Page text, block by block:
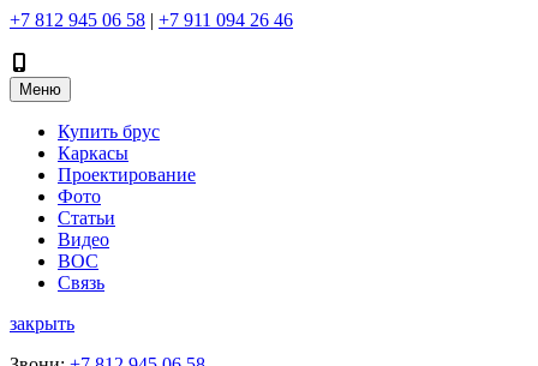
+7 812 945 06 58 | +7 911 094 26 46
Меню
Купить брус
Каркасы
Проектирование
Фото
Статьи
Видео
ВОС
Связь
закрыть